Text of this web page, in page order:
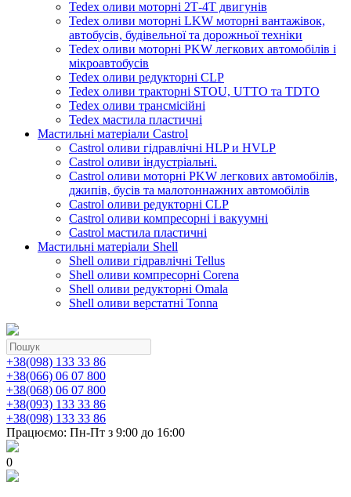
Tedex оливи моторні 2Т-4Т двигунів
Tedex оливи моторні LKW моторні вантажівок,
автобусів, будівельної та дорожньої техніки
Tedex оливи моторні PKW легкових автомобілів і
мікроавтобусів
Tedex оливи редукторні CLP
Tedex оливи тракторні STOU, UTTO та TDTO
Tedex оливи трансмісійні
Tedex мастила пластичні
Мастильні матеріали Castrol
Castrol оливи гідравлічні HLP и HVLP
Castrol оливи індустріальні.
Castrol оливи моторні PKW легкових автомобілів,
джипів, бусів та малотоннажних автомобілів
Castrol оливи редукторні CLP
Castrol оливи компресорні і вакуумні
Castrol мастила пластичні
Мастильні матеріали Shell
Shell оливи гідравлічні Tellus
Shell оливи компресорні Corena
Shell оливи редукторні Omala
Shell оливи верстатні Tonna
+38(098) 133 33 86
+38(066) 06 07 800
+38(068) 06 07 800
+38(093) 133 33 86
+38(098) 133 33 86
Працюємо: Пн-Пт з 9:00 до 16:00
0